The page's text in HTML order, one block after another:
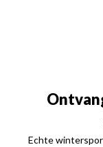
Echte